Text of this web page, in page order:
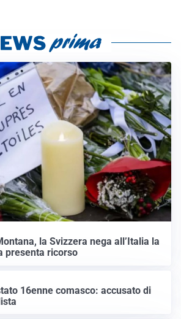
la Svizzera nega all’Italia la
presenta ricorso
16enne comasco: accusato di